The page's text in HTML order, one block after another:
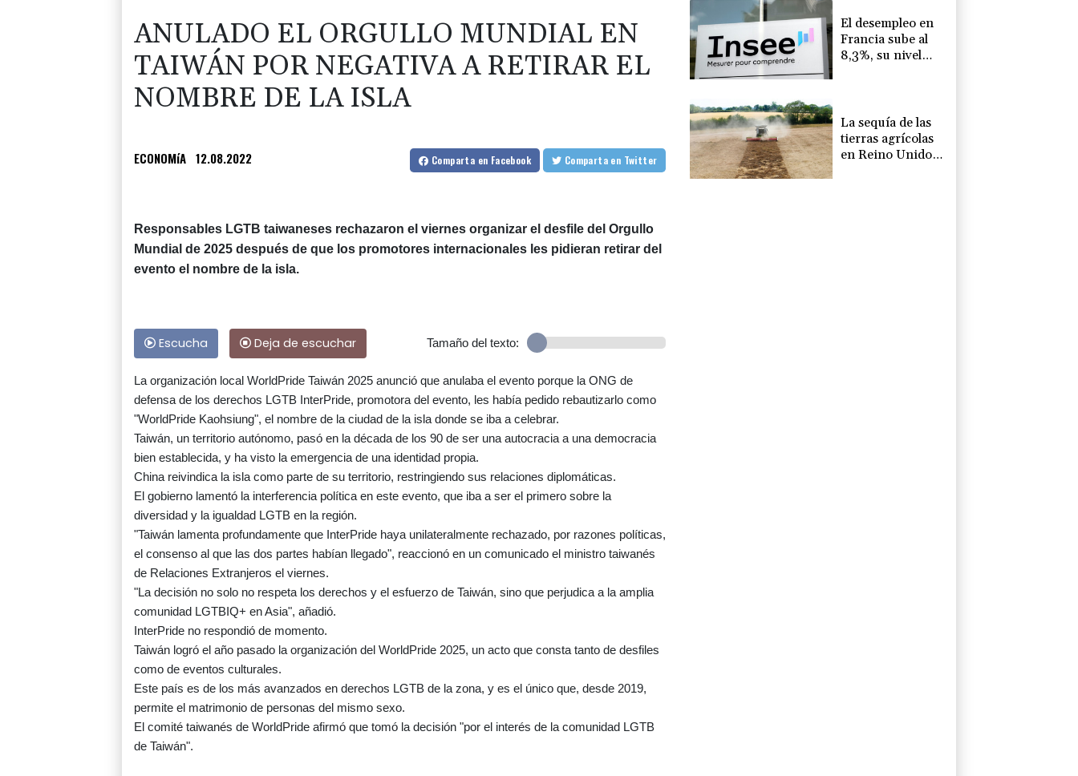
ANULADO EL ORGULLO MUNDIAL EN
TAIWÁN POR NEGATIVA A RETIRAR EL
NOMBRE DE LA ISLA
ECONOMíA 12.08.2022 Comparta en Facebook Comparta en Twitter
Responsables LGTB taiwaneses rechazaron el viernes organizar el desfile del Orgullo
Mundial de 2025 después de que los promotores internacionales les pidieran retirar del
evento el nombre de la isla.
Escucha Deja de escuchar Tamaño del texto:
La organización local WorldPride Taiwán 2025 anunció que anulaba el evento porque la ONG de
defensa de los derechos LGTB InterPride, promotora del evento, les había pedido rebautizarlo como
"WorldPride Kaohsiung", el nombre de la ciudad de la isla donde se iba a celebrar.
Taiwán, un territorio autónomo, pasó en la década de los 90 de ser una autocracia a una democracia
bien establecida, y ha visto la emergencia de una identidad propia.
China reivindica la isla como parte de su territorio, restringiendo sus relaciones diplomáticas.
El gobierno lamentó la interferencia política en este evento, que iba a ser el primero sobre la
diversidad y la igualdad LGTB en la región.
"Taiwán lamenta profundamente que InterPride haya unilateralmente rechazado, por razones políticas,
el consenso al que las dos partes habían llegado", reaccionó en un comunicado el ministro taiwanés
de Relaciones Extranjeros el viernes.
"La decisión no solo no respeta los derechos y el esfuerzo de Taiwán, sino que perjudica a la amplia
comunidad LGTBIQ+ en Asia", añadió.
InterPride no respondió de momento.
Taiwán logró el año pasado la organización del WorldPride 2025, un acto que consta tanto de desfiles
como de eventos culturales.
Este país es de los más avanzados en derechos LGTB de la zona, y es el único que, desde 2019,
permite el matrimonio de personas del mismo sexo.
El comité taiwanés de WorldPride afirmó que tomó la decisión "por el interés de la comunidad LGTB
de Taiwán".
El desempleo en
Francia sube al
8,3%, su nivel
La sequía de las
tierras agrícolas
en Reino Unido